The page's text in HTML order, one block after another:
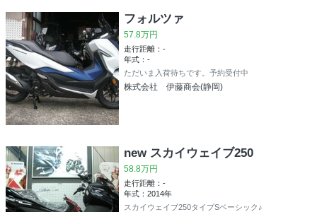
フォルツァ
57.8万円
走行距離：-
年式：-
ただいま入荷待ちです。予約受付中
株式会社 伊藤商会(静岡)
new スカイウェイブ250
58.8万円
走行距離：-
年式：2014年
スカイウェイブ250タイプSベーシック♪